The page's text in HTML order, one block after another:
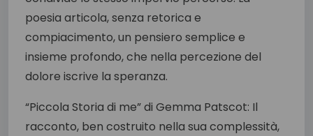
poesia articola, senza retorica e
compiacimento, un pensiero semplice e
insieme profondo, che nella percezione del
dolore iscrive la speranza.
“Piccola Storia di me” di Gemma Patscot: Il
racconto, ben costruito nella sua complessità,